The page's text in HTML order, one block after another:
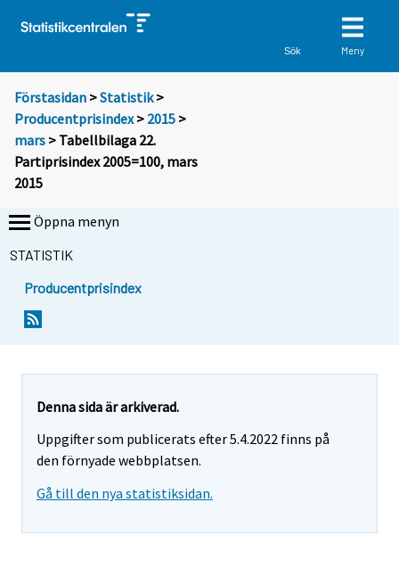
Sök Meny
Förstasidan >Statistik >
Producentprisindex> 2015 >
mars > Tabellbilaga 22.
Partiprisindex 2005=100, mars
2015
Öppna menyn
STATISTIK
Producentprisindex
Denna sida är arkiverad.
Uppgifter som publicerats efter 5.4.2022 finns på
den förnyade webbplatsen.
Gå till den nya statistiksidan.